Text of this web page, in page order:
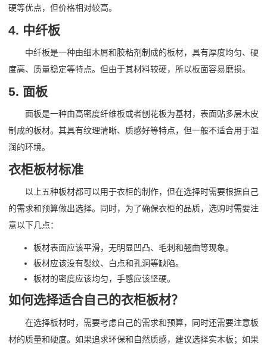
硬等优点，但价格相对较高。
4. 中纤板
中纤板是一种由细木屑和胶粘剂制成的板材，具有厚度均匀、硬
度高、质量稳定等特点。但由于其材料较硬，所以板面容易磨损。
5. 面板
面板是一种由高密度纤维板或者刨花板为基材，表面贴多层木皮
制成的板材。其具有纹理清晰、质感好等特点，但一般不适合用于湿
润的环境。
衣柜板材标准
以上五种板材都可以用于衣柜的制作，但在选择时需要根据自己
的需求和预算做出选择。同时，为了确保衣柜的品质，选购时需要注
意以下几点：
板材表面应该平滑，无明显凹凸、毛刺和翘曲等现象。
板材应该没有裂纹、白点和孔洞等缺陷。
板材的密度应该均匀，手感应该坚硬。
如何选择适合自己的衣柜板材？
在选择板材时，需要考虑自己的需求和预算，同时还需要注意板
材的质量和硬度。如果追求环保和自然质感，建议选择实木板；如果